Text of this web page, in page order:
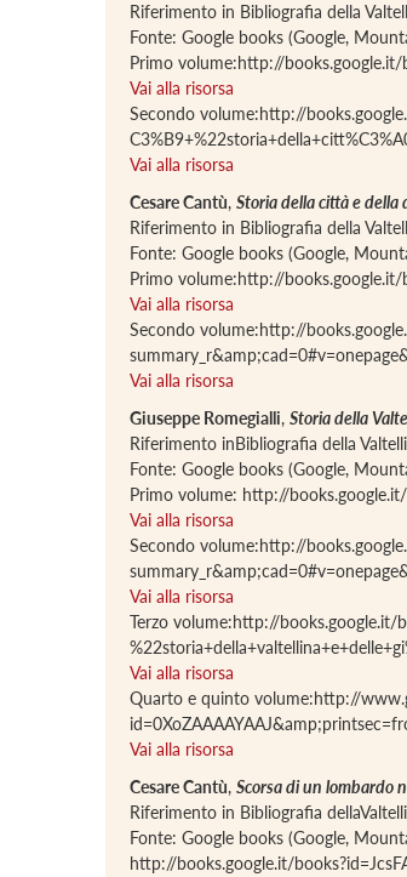
Riferimento in Bibliografia della
Fonte: Google books (Google,
Primo volume:http://books.google.it/
Vai alla risorsa
Secondo volume:http://
Vai alla risorsa
Cesare Cantù, Storia della città e della
Riferimento in Bibliografia della
Fonte: Google books (Google,
Primo volume:http://
Vai alla risorsa
Secondo volume:http://
Vai alla risorsa
Giuseppe Romegialli, Storia della
Riferimento inBibliografia della
Fonte: Google books (Google,
Primo volume: http://
Vai alla risorsa
Secondo volume:http://
Vai alla risorsa
Terzo volume:http://books.google.it/
Vai alla risorsa
Quarto e quinto volume:http://
Vai alla risorsa
Cesare Cantù, Scorsa di un lombardo
Riferimento in Bibliografia
Fonte: Google books (Google,
http://books.google.it/